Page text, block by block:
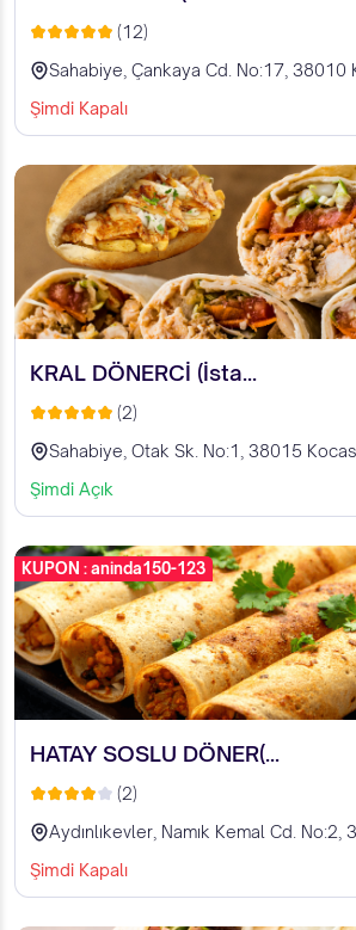
(12)
Şimdi Kapalı
KRAL DÖNERCİ (İsta...
(2)
Şimdi Açık
KUPON : aninda150-123
HATAY SOSLU DÖNER(...
(2)
Şimdi Kapalı